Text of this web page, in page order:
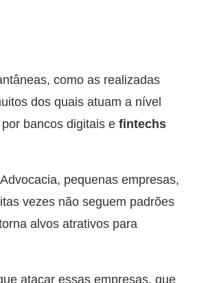
como as realizadas
dos quais atuam a nível
bancos digitais e fintechs
pequenas empresas,
vezes não seguem padrões
alvos atrativos para
atacar essas empresas, que